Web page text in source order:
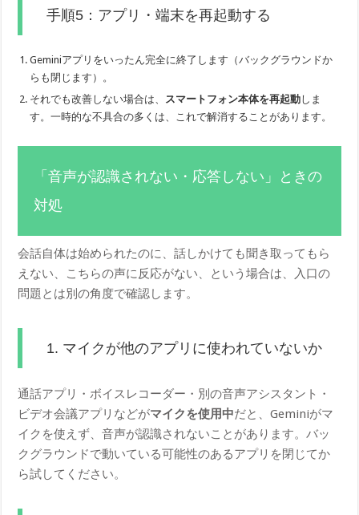
手順5：アプリ・端末を再起動する
Geminiアプリをいったん完全に終了します（バックグラウンドか
らも閉じます）。
それでも改善しない場合は、
スマートフォン本体を再起動しま
す。一時的な不具合の多くは、これで解消することがあります。
「音声が認識されない・応答しない」ときの
対処
会話自体は始められたのに、話しかけても聞き取ってもら
えない、こちらの声に反応がない、という場合は、入口の
問題とは別の角度で確認します。
1. マイクが他のアプリに使われていないか
通話アプリ・ボイスレコーダー・別の音声アシスタント・
ビデオ会議アプリなどがマイクを使用中だと、Geminiがマ
イクを使えず、音声が認識されないことがあります。バッ
クグラウンドで動いている可能性のあるアプリを閉じてか
ら試してください。